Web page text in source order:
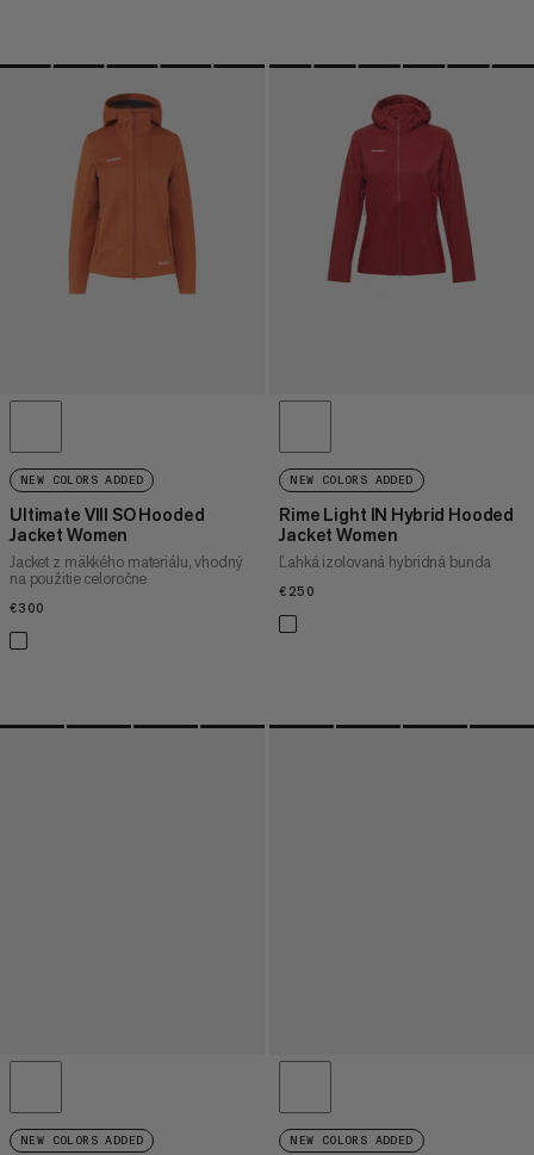
NEW COLORS ADDED
Ultimate VIII SO Hooded
Jacket Women
Jacket z mäkkého materiálu, vhodný
na použitie celoročne
€300
NEW COLORS ADDED
Rime Light IN Hybrid Hooded
Jacket Women
Ľahká izolovaná hybridná bunda
€250
NEW COLORS ADDED NEW COLORS ADDED